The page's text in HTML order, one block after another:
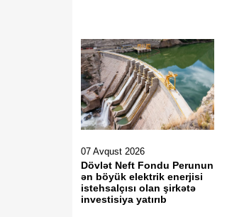
07 Avqust 2026
Dövlət Neft Fondu Perunun
ən böyük elektrik enerjisi
istehsalçısı olan şirkətə
investisiya yatırıb